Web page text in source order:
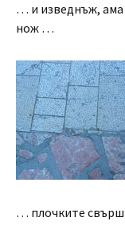
… и изведнъж, ама
нож …
… плочките